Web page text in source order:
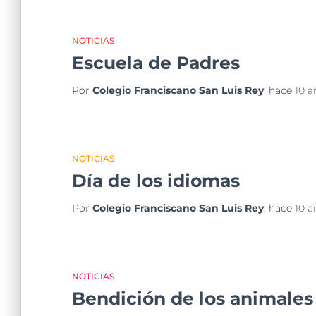
NOTICIAS
Escuela de Padres
Por Colegio Franciscano San Luis Rey, hace 10
NOTICIAS
Día de los idiomas
Por Colegio Franciscano San Luis Rey, hace 10
NOTICIAS
Bendición de los animales